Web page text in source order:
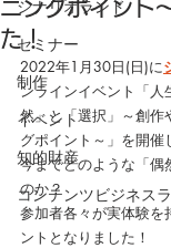
シナリオランド
セミナー
制作
イベント
知的財産
コンテンツビジネス
ニングポイント
た！
2022年1月30日(日)に
ンラインイベント「人
然」と「選択」～創作
グポイント～」を開催
今までどのような「偶
のか？
参加者各々が実体験を
ントとなりました！